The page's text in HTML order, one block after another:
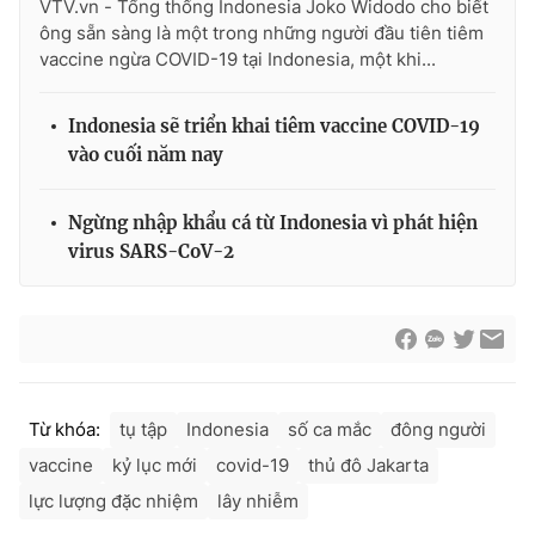
THỜI BÁO VTV
Theo dõi báo trên
Tổng Biên tập: Vũ Thanh Thủy
Phó Tổng Biên tập: Nguyễn Thị Mỹ Hạnh, Phạm Quốc Thắng,
Nguyễn Trọng Ninh
Tổng đài VTV:024.38 355 931 - 024.38 355 932
VTV.vn - Tổng thống Indonesia Joko Widodo cho biết
ông sẵn sàng là một trong những người đầu tiên tiêm
vaccine ngừa COVID-19 tại Indonesia, một khi...
Indonesia sẽ triển khai tiêm vaccine COVID-19
vào cuối năm nay
Ngừng nhập khẩu cá từ Indonesia vì phát hiện
virus SARS-CoV-2
Từ khóa: tụ tập Indonesia số ca mắc
đông người
vaccine
kỷ lục mới covid-19
thủ đô Jakarta
lực lượng đặc nhiệm
lây nhiễm